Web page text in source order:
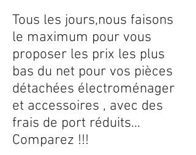
Tous les jours,nous faisons
le maximum pour vous
proposer les prix les plus
bas du net pour vos pièces
détachées électroménager
et accessoires , avec des
frais de port réduits...
Comparez !!!